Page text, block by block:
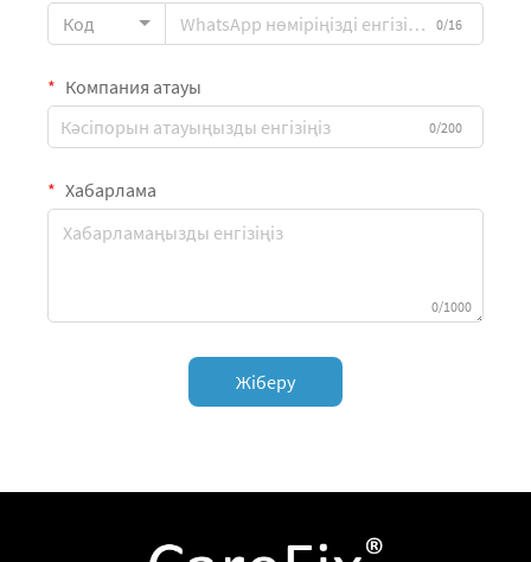
Код
0/16
Компания атауы
0/200
Хабарлама
0/1000
Жіберу